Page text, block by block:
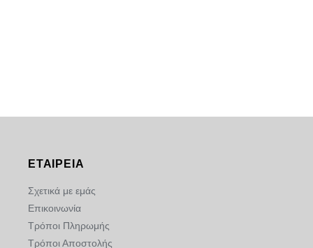
ΕΤΑΙΡΕΙΑ
Σχετικά με εμάς
Επικοινωνία
Τρόποι Πληρωμής
Τρόποι Αποστολής